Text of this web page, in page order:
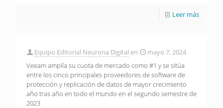
Leer más
Equipo Editorial Neurona Digital en
mayo 7, 2024
Veeam amplía su cuota de mercado como #1 y se sitúa
entre los cinco principales proveedores de software de
protección y replicación de datos de mayor crecimiento
año tras año en todo el mundo en el segundo semestre de
2023